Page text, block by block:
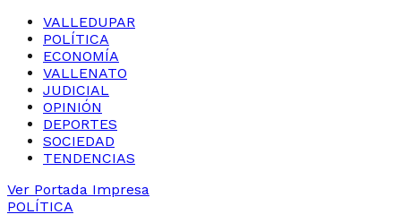
VALLEDUPAR
POLÍTICA
ECONOMÍA
VALLENATO
JUDICIAL
OPINIÓN
DEPORTES
SOCIEDAD
TENDENCIAS
Ver Portada Impresa
POLÍTICA